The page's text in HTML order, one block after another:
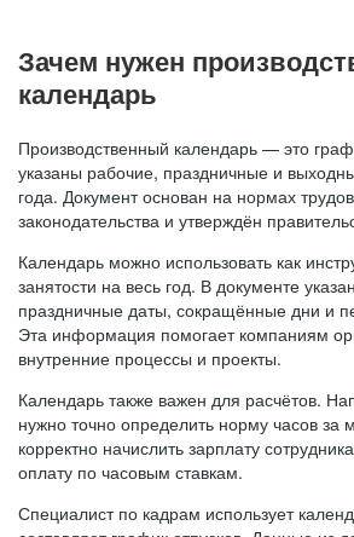
Зачем нужен
календарь
Производственный календарь — это
указаны рабочие, праздничные и
года. Документ основан на нормах
законодательства и утверждён
Календарь можно использовать как
занятости на весь год. В документе
праздничные даты, сокращённые дни и
Эта информация помогает компаниям
внутренние процессы и проекты.
Календарь также важен для расчётов.
нужно точно определить норму часов за
корректно начислить зарплату
оплату по часовым ставкам.
Специалист по кадрам использует